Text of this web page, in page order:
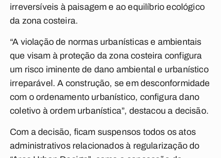
irreversíveis à paisagem e ao equilíbrio ecológico
da zona costeira.
“A violação de normas urbanísticas e ambientais
que visam à proteção da zona costeira configura
um risco iminente de dano ambiental e urbanístico
irreparável. A construção, se em desconformidade
com o ordenamento urbanístico, configura dano
coletivo à ordem urbanística”, destacou a decisão.
Com a decisão, ficam suspensos todos os atos
administrativos relacionados à regularização do